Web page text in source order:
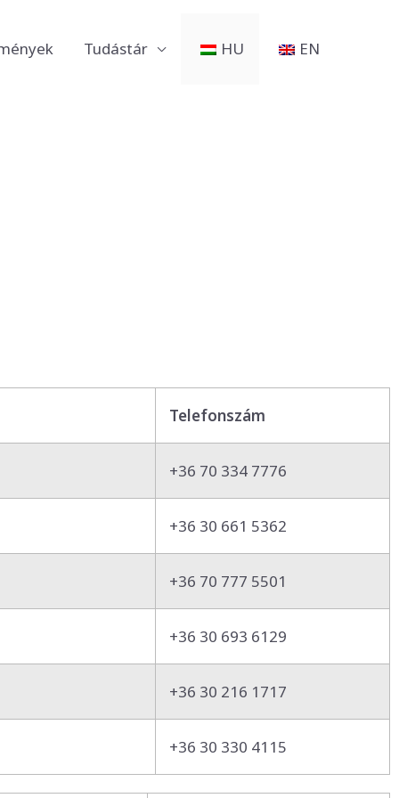
Tudástár HU EN
Telefonszám
+36 70 334 7776
+36 30 661 5362
+36 70 777 5501
+36 30 693 6129
+36 30 216 1717
+36 30 330 4115